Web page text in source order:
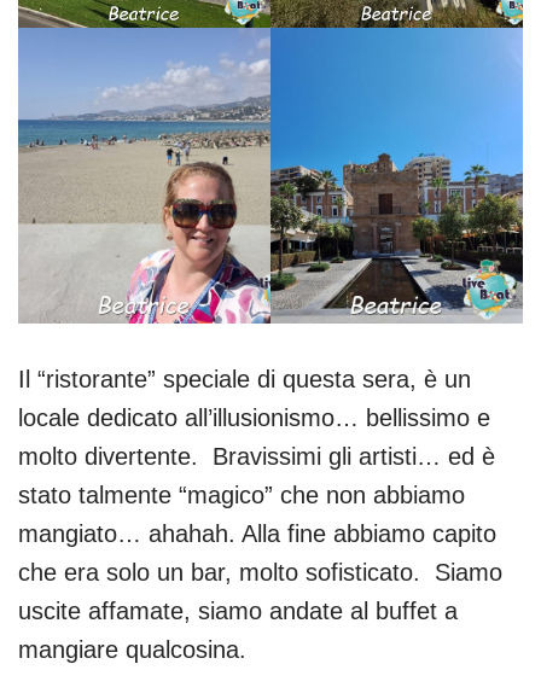
Il “ristorante” speciale di questa sera, è un
locale dedicato all’illusionismo… bellissimo e
molto divertente. Bravissimi gli artisti… ed è
stato talmente “magico” che non abbiamo
mangiato… ahahah. Alla fine abbiamo capito
che era solo un bar, molto sofisticato. Siamo
uscite affamate, siamo andate al buffet a
mangiare qualcosina.